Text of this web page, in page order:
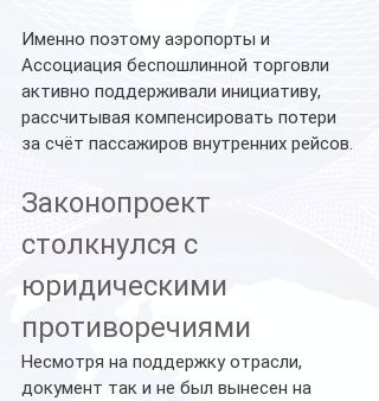
Именно поэтому аэропорты и
Ассоциация беспошлинной торговли
активно поддерживали инициативу,
рассчитывая компенсировать потери
за счёт пассажиров внутренних рейсов.
Законопроект
столкнулся с
юридическими
противоречиями
Несмотря на поддержку отрасли,
документ так и не был вынесен на